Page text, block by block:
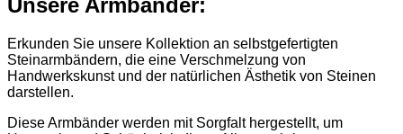
Erkunden Sie unsere Kollektion an selbstgefertigten
Steinarmbändern, die eine Verschmelzung von
Handwerkskunst und der natürlichen Ästhetik von Steinen
darstellen.
Diese Armbänder werden mit Sorgfalt hergestellt, um